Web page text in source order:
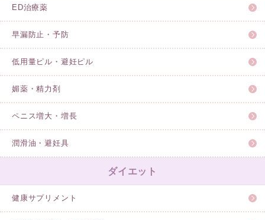
ED治療薬
早漏防止・予防
低用量ピル・避妊ピル
媚薬・精力剤
ペニス増大・増長
潤滑油・避妊具
ダイエット
健康サプリメント